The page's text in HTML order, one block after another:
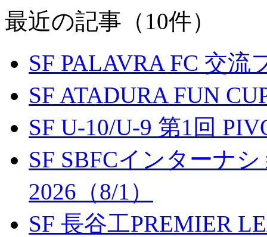
最近の記事（10件）
SF PALAVRA FC 交
SF ATADURA FUN
SF U-10/U-9 第1回
SF SBFCインターナ
2026（8/1）
SF 長谷工PREMIER